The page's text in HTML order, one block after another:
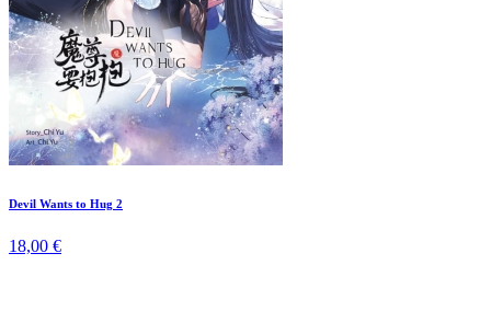
Devil Wants to Hug 2
18,00 €